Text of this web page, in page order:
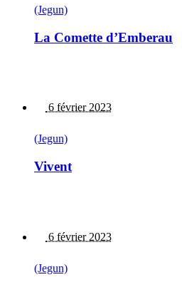
(Jegun)
La Comette d’Emberau
6 février 2023
(Jegun)
Vivent
6 février 2023
(Jegun)